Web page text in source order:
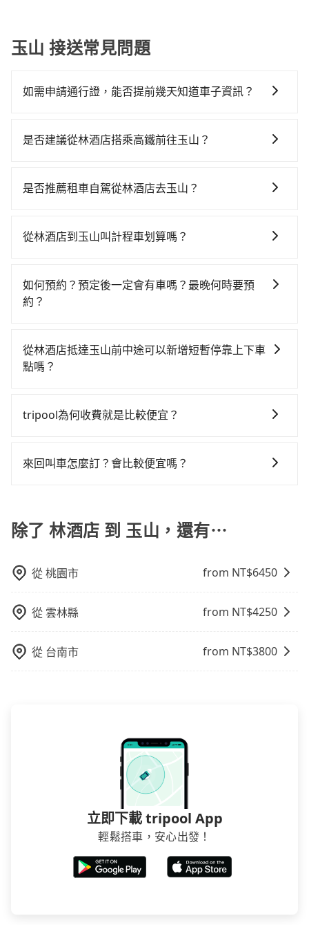
玉山 接送常見問題
如需申請通行證，能否提前幾天知道車子資訊？
供用車前一天凌晨六點前取消訂單的服務。所以我們會
可事先將您的需求寄至旅步的客服信箱：
是否建議從林酒店搭乘高鐵前往玉山？
早06:25一直到23:07，台中-嘉義一天最多有60班次高鐵
鐘。抵達高鐵站後，步行進站、現場購票並於月台排隊
鐘出站、等待車站前排班的計程車，搭上小黃後約花142
分鐘、車費2,600元後，抵達玉山 (嘉義縣阿里山鄉) 的目
市少部分小黃司機不按表收費，看乘客是外地人便漫天
喊價或恣意繞路。但如果全程使用tripool並到府專車接
車資，而且更會額外浪費43分鐘在轉乘與等車上，現在
通費用。
是否推薦租車自駕從林酒店去玉山？
時不需要閉目養神（因為要自己開車），最重要的是你
$115~205承租小轎車，每公里再額外加收$3.2，從林酒
店到玉山的花費預估為$2,400~3,100（金額差異來自於
但額外的汽車保險與可能的罰單都需自付。再者，和運
的iRent只提供最基本的車型，如Toyota Yaris、Prius
車最令人詬病的就是車況，打開車門才發現仍有上一組
預約了時間但上一位用戶卻遲遲尚未歸還，又或者要還
可停靠的地點與你的上下車地點仍有段距離，在遇到下
從林酒店到玉山叫計程車划算嗎？
灣大車隊、Uber、Line Taxi、Yoxi等，如果在路邊攔不
到車，也可考慮打電話至林酒店附近的計程車隊，如聯
4,275~5,100元間，但如改預約tripool可省高達$700。
但如果要考慮到回程，嘉義縣僅有合法計程車約330輛，
錶計費，約有27%會採現場議價，建議最好先上網預
車的費用就貴了，改預約一輛tripool的九人座廂型車最
如何預約？預定後一定會有車嗎？最晚何時要預
約？
上輸入上下車地點或地址，三秒內即可查到真實價格，
照著步驟填寫完乘客資料與線上刷卡，訂單即成立。在
料，將於乘車前一晚八點透過SMS和EMAIL提供。一旦
一天傍晚五點前仍會收單，最遲如當天下午過後乘車，
從林酒店抵達玉山前中途可以新增短暫停靠上下車
點嗎？
前往玉山的途中可備註加點。每個加點位置，前後額外
外費用是必要的補償。
tripool為何收費就是比較便宜？
一次使用tripool的會擔心價格比市價便宜不少，是不是
機也絕對不會在車內吸煙，於新冠肺炎期間也絕對全程
配戴口罩。tripool之所以能將價格壓在市價7~8折的主
車率，也就是提高俗稱「回頭車」的比例。這不僅體現
雙十等）能用更少的司機來服務更多的旅客，意味著使
低，如此便反應在服務品質的控管會更佳。但tripool網
站上的價格是動態的，一般來說越早預訂價格越優，且
來回叫車怎麼訂？會比較便宜嗎？
定。至於價格已經市場最優惠，並無特別針對來回車趟
做額外折扣，但如果手上有優惠代碼，歡迎直接使用，
除了 林酒店 到 玉山，還有⋯
從桃園市 from NT$6450
從雲林縣 from NT$4250
從 台南市 from NT$3800
立即下載 tripool App
輕鬆搭車，安心出發！